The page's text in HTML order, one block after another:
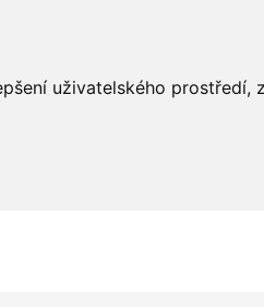
uživatelského prostředí,